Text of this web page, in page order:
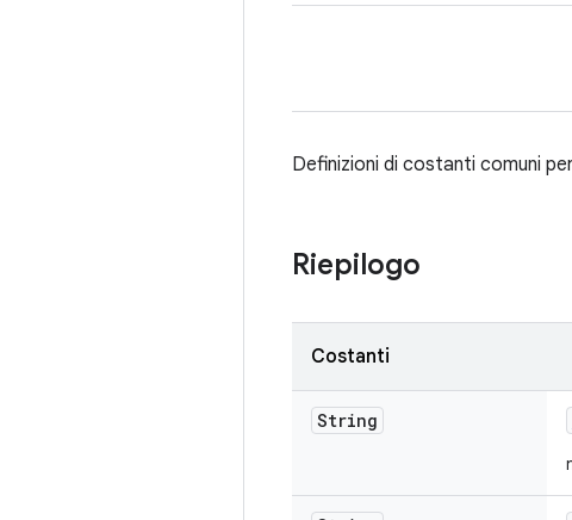
Definizioni di costanti comuni
Riepilogo
Costanti
String